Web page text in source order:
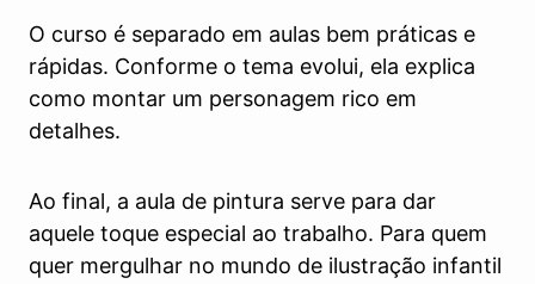
O curso é separado em aulas bem práticas e
rápidas. Conforme o tema evolui, ela explica
como montar um personagem rico em
detalhes.
Ao final, a aula de pintura serve para dar
aquele toque especial ao trabalho. Para quem
quer mergulhar no mundo de ilustração infantil